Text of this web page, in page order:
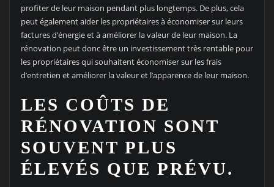
profiter de leur maison pendant plus longtemps. De plus, cela
peut également aider les propriétaires à économiser sur leurs
factures d’énergie et à améliorer la valeur de leur maison. La
rénovation peut donc être un investissement très rentable pour
les propriétaires qui souhaitent économiser sur les frais
d’entretien et améliorer la valeur et l’apparence de leur maison.
LES COÛTS DE
RÉNOVATION SONT
SOUVENT PLUS
ÉLEVÉS QUE PRÉVU.